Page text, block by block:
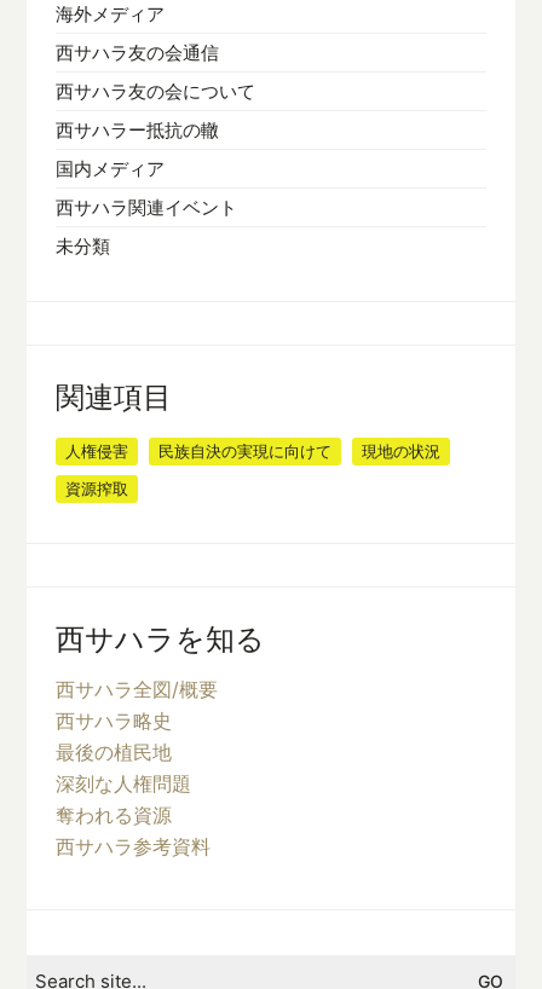
海外メディア
西サハラ友の会通信
西サハラ友の会について
西サハラー抵抗の轍
国内メディア
西サハラ関連イベント
未分類
関連項目
人権侵害 民族自決の実現に向けて
現地の状況
資源搾取
西サハラを知る
西サハラ全図/概要
西サハラ略史
最後の植民地
深刻な人権問題
奪われる資源
西サハラ参考資料